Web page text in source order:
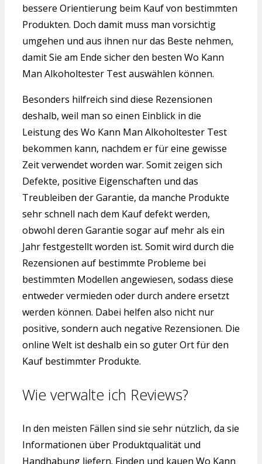
bessere Orientierung beim Kauf von bestimmten
Produkten. Doch damit muss man vorsichtig
umgehen und aus ihnen nur das Beste nehmen,
damit Sie am Ende sicher den besten Wo Kann
Man Alkoholtester Test auswählen können.
Besonders hilfreich sind diese Rezensionen
deshalb, weil man so einen Einblick in die
Leistung des Wo Kann Man Alkoholtester Test
bekommen kann, nachdem er für eine gewisse
Zeit verwendet worden war. Somit zeigen sich
Defekte, positive Eigenschaften und das
Treubleiben der Garantie, da manche Produkte
sehr schnell nach dem Kauf defekt werden,
obwohl deren Garantie sogar auf mehr als ein
Jahr festgestellt worden ist. Somit wird durch die
Rezensionen auf bestimmte Probleme bei
bestimmten Modellen angewiesen, sodass diese
entweder vermieden oder durch andere ersetzt
werden können. Dabei helfen also nicht nur
positive, sondern auch negative Rezensionen. Die
online Welt ist deshalb ein so guter Ort für den
Kauf bestimmter Produkte.
Wie verwalte ich Reviews?
In den meisten Fällen sind sie sehr nützlich, da sie
Informationen über Produktqualität und
Handhabung liefern. Finden und kauen Wo Kann